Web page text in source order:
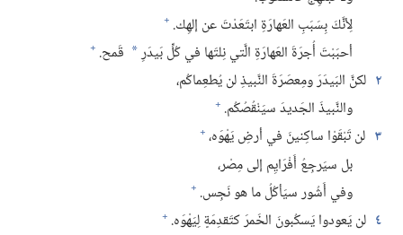
لِأنَّكَ بِسَبَبِ العَهارَةِ ابتَعَدْتَ عن إلهِك.‏ +
أحبَبْتَ أُجرَةَ العَهارَةِ الَّتي نِلتَها في كُلِّ بَيدَرِ* قَمح.‏ +
٢ لكنَّ البَيدَرَ ومِعصَرَةَ النَّبيذِ لن يُطعِماكُم،‏
والنَّبيذَ الجَديدَ سيَنْقُصُكُم.‏ +
٣ لن تَبْقَوْا ساكِنينَ في أرضِ يَهْوَه،‏ +
بل سيَرجِعُ أَفْرَايِم إلى مِصْر،‏
وفي أَشُور سيَأكُلُ ما هو نَجِس.‏ +
٤ لن يَعودوا يَسكُبونَ الخَمرَ كتَقدِمَةٍ لِيَهْوَه.‏ +